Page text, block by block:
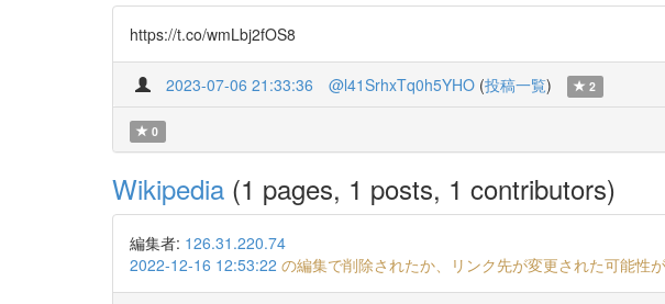
https://t.co/wmLbj2fOS8
2023-07-06 21:33:36 @l41SrhxTq0h5YHO (投稿一覧) 2
0
Wikipedia (1 pages, 1 posts, 1 contributors)
編集者: 126.31.220.74
2022-12-16 12:53:22 の編集で削除されたか、リンク先が変更された可能性が